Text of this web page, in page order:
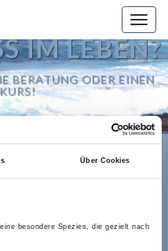
Über Cookies
besondere Spezies, die gezielt nach
IM LEBEN?
BERATUNG ODER EINEN
At200 × 50In